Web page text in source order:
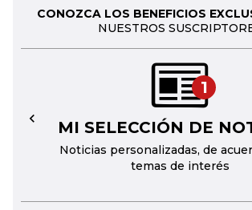
CONOZCA LOS BENEFICIOS
NUESTROS
1
MI SELECCIÓN DE
Noticias personalizadas, de
temas de interés
←